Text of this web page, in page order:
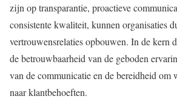
zijn op transparantie, proactieve
consistente kwaliteit, kunnen organisaties
vertrouwensrelaties opbouwen. In de kern
de betrouwbaarheid van de geboden
van de communicatie en de bereidheid om
naar klantbehoeften.